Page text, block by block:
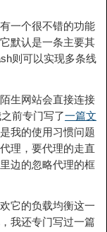
一个很不错的功能
默认是一条主要其
则可以实现多条线
生网站会直接连接
前专门写了一篇文
我的使用习惯问题
理，要代理的走直
边的忽略代理的框
它的负载均衡这一
我还专门写过一篇